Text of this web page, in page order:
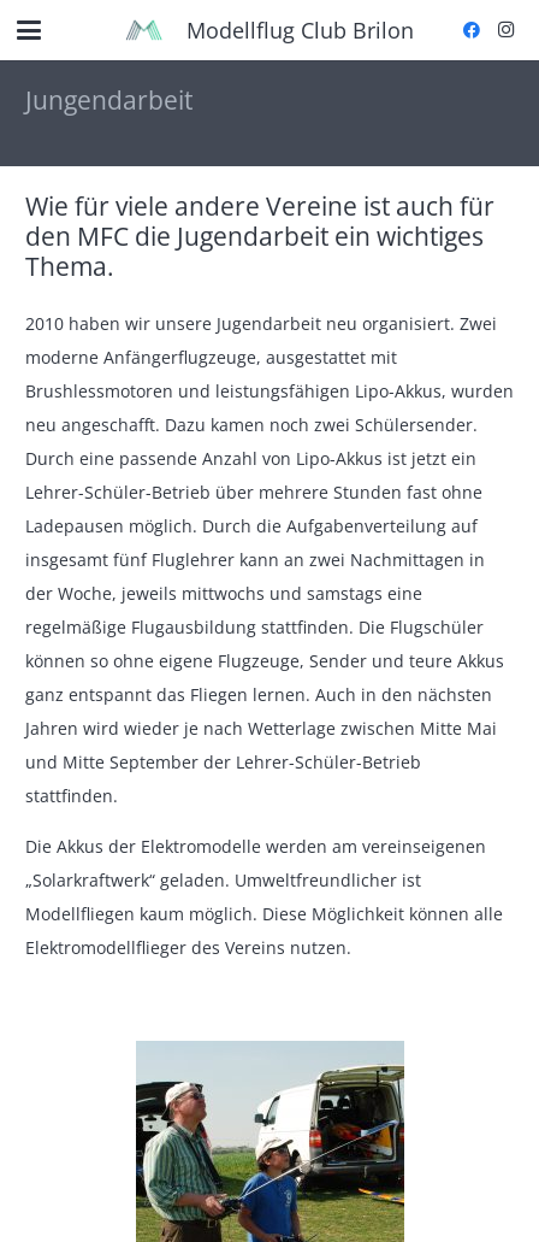
Modellflug Club Brilon
Jungendarbeit
Wie für viele andere Vereine ist auch für
den MFC die Jugendarbeit ein wichtiges
Thema.
2010 haben wir unsere Jugendarbeit neu organisiert. Zwei
moderne Anfängerflugzeuge, ausgestattet mit
Brushlessmotoren und leistungsfähigen Lipo-Akkus, wurden
neu angeschafft. Dazu kamen noch zwei Schülersender.
Durch eine passende Anzahl von Lipo-Akkus ist jetzt ein
Lehrer-Schüler-Betrieb über mehrere Stunden fast ohne
Ladepausen möglich. Durch die Aufgabenverteilung auf
insgesamt fünf Fluglehrer kann an zwei Nachmittagen in
der Woche, jeweils mittwochs und samstags eine
regelmäßige Flugausbildung stattfinden. Die Flugschüler
können so ohne eigene Flugzeuge, Sender und teure Akkus
ganz entspannt das Fliegen lernen. Auch in den nächsten
Jahren wird wieder je nach Wetterlage zwischen Mitte Mai
und Mitte September der Lehrer-Schüler-Betrieb
stattfinden.
Die Akkus der Elektromodelle werden am vereinseigenen
„Solarkraftwerk“ geladen. Umweltfreundlicher ist
Modellfliegen kaum möglich. Diese Möglichkeit können alle
Elektromodellflieger des Vereins nutzen.